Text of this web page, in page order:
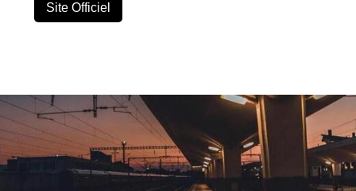
Site Officiel